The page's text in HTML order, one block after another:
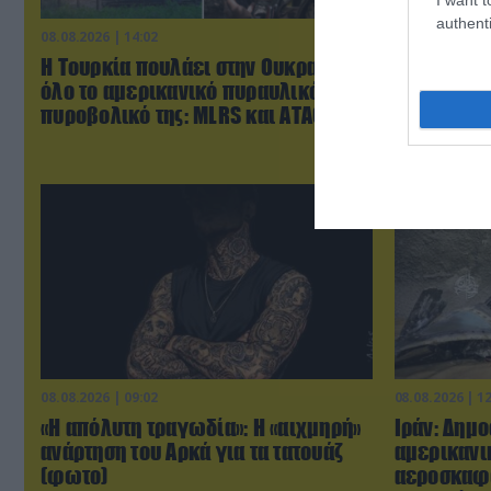
08.08.2026 | 14:02
Η Τουρκία πουλάει στην Ουκρανία
όλο το αμερικανικό πυραυλικό
πυροβολικό της: MLRS και ΑΤΑCMS
08.08.2026 | 09:02
«Η απόλυτη τραγωδία»: Η «αιχμηρή»
ανάρτηση του Αρκά για τα τατουάζ
(φωτο)
08.08.2026 |
Ιράν: